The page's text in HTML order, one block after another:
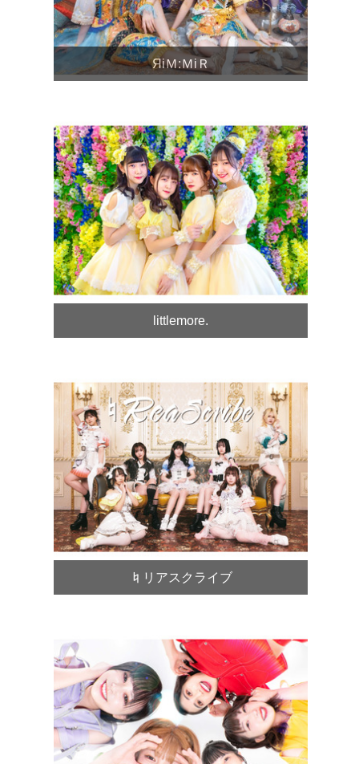
ЯiＭ:ＭiＲ
littlemore.
♮リアスクライブ